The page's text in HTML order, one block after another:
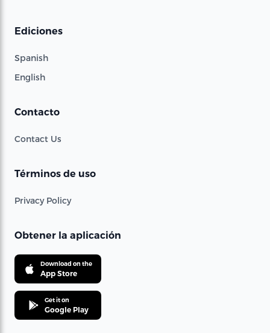
Ediciones
Spanish
English
Contacto
Contact Us
Términos de uso
Privacy Policy
Obtener la aplicación
Download on the
App Store
Get it on
Google Play